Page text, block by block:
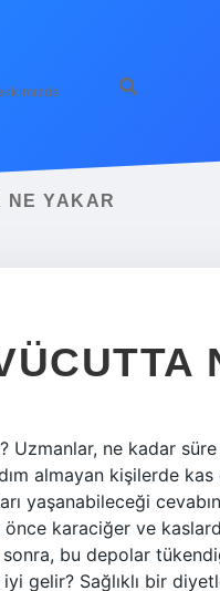
NE YAKAR
Uzmanlar, ne kadar
almayan kişilerde
yaşanabileceği
karaciğer ve
bu depolar
gelir? Sağlıklı bir